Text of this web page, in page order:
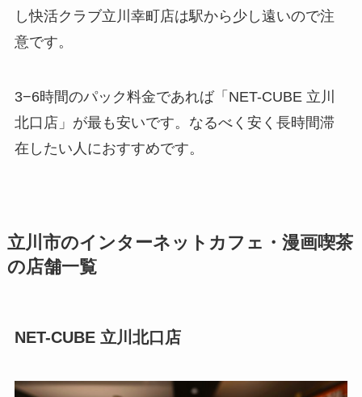
し快活クラブ立川幸町店は駅から少し遠いので注
意です。
3−6時間のパック料金であれば「NET-CUBE 立川
北口店」が最も安いです。なるべく安く長時間滞
在したい人におすすめです。
立川市のインターネットカフェ・漫画喫茶
の店舗一覧
NET-CUBE 立川北口店